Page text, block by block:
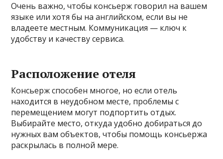
Очень важно, чтобы консьерж говорил на вашем
языке или хотя бы на английском, если вы не
владеете местным. Коммуникация — ключ к
удобству и качеству сервиса.
Расположение отеля
Консьерж способен многое, но если отель
находится в неудобном месте, проблемы с
перемещением могут подпортить отдых.
Выбирайте место, откуда удобно добираться до
нужных вам объектов, чтобы помощь консьержа
раскрылась в полной мере.